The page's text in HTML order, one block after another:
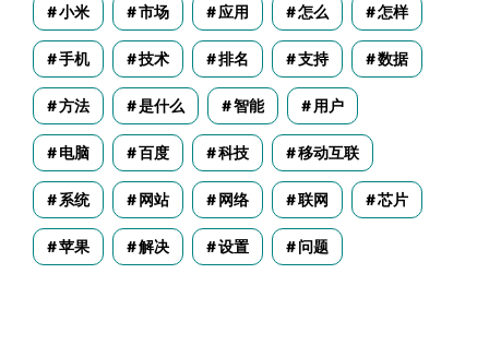
小米 市场 应用 怎么 怎样
手机 技术 排名 支持 数据
方法 是什么 智能 用户
电脑 百度 科技 移动互联
系统 网站 网络 联网 芯片
苹果 解决 设置 问题